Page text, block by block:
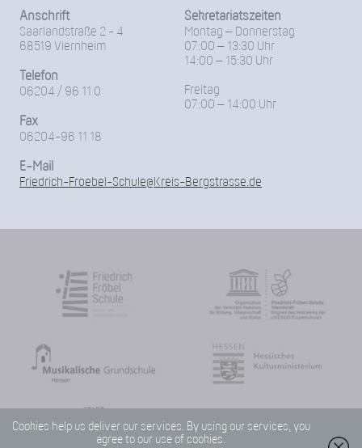
Anschrift
Saarlandstraße 2 - 4
68519 Viernheim
Telefon
06204 / 96 11 0
Fax
06204-96 11 18
Sekretariatszeiten
Montag – Donnerstag
07:00 – 13:30 Uhr
14:00 – 15:30 Uhr
Freitag
07:00 – 14:00 Uhr
E-Mail
Friedrich-Froebel-Schule@Kreis-Bergstrasse.de
Cookies help us deliver our services. By using our services, you
agree to our use of cookies.